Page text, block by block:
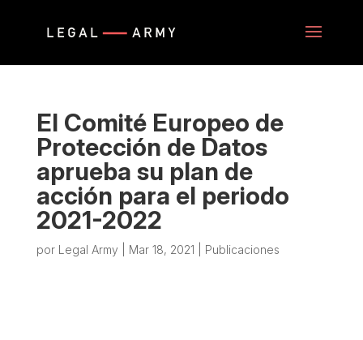
El Comité Europeo de
Protección de Datos
aprueba su plan de
acción para el periodo
2021-2022
por Legal Army Mar 18, 2021 Publicaciones